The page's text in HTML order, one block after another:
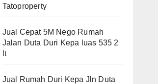
Tatoproperty
Jual Cepat 5M Nego Rumah
Jalan Duta Duri Kepa luas 535 2
lt
Jual Rumah Duri Kepa Jln Duta